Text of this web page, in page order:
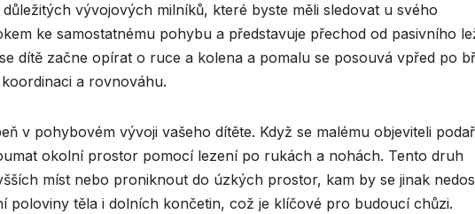
vývojových milníků, které byste měli sledovat u svého
ke samostatnému pohybu a představuje přechod od pasivního
dítě začne opírat o ruce a kolena a pomalu se posouvá vpřed po
a rovnováhu.
v pohybovém vývoji vašeho dítěte. Když se malému objeviteli
okolní prostor pomocí lezení po rukách a nohách. Tento druh
míst nebo proniknout do úzkých prostor, kam by se jinak
poloviny těla i dolních končetin, což je klíčové pro budoucí chůzi.